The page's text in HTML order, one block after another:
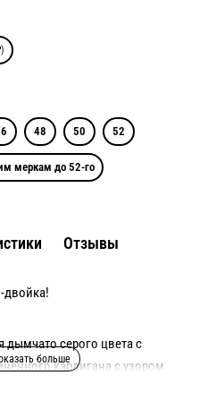
48 50 52
меркам до 52-го
Отзывы
дымчато серого цвета с
кардигана с узором